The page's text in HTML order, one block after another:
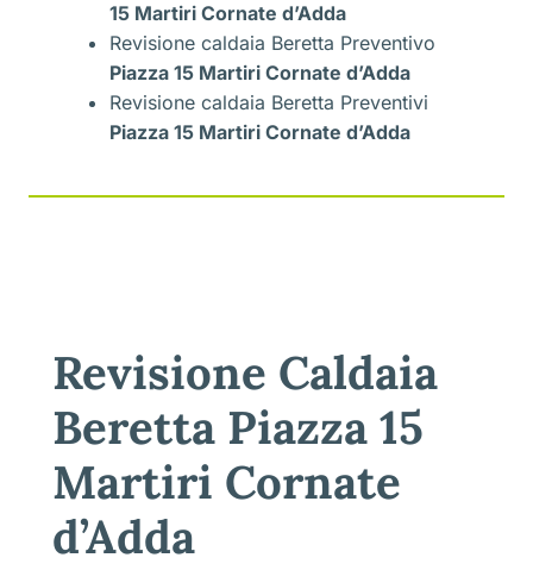
15 Martiri Cornate d’Adda
Revisione caldaia Beretta Preventivo
Piazza 15 Martiri Cornate d’Adda
Revisione caldaia Beretta Preventivi
Piazza 15 Martiri Cornate d’Adda
Revisione Caldaia
Beretta Piazza 15
Martiri Cornate
d’Adda